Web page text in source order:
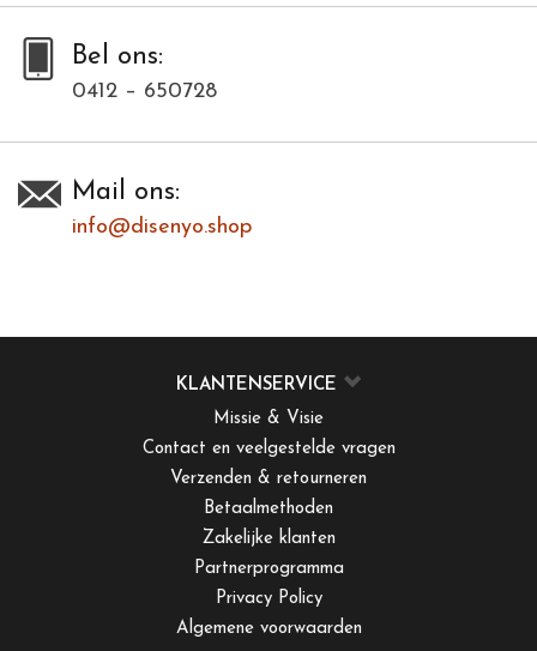
Bel ons:
0412 – 650728
Mail ons:
info@disenyo.shop
KLANTENSERVICE
Missie & Visie
Contact en veelgestelde vragen
Verzenden & retourneren
Betaalmethoden
Zakelijke klanten
Partnerprogramma
Privacy Policy
Algemene voorwaarden